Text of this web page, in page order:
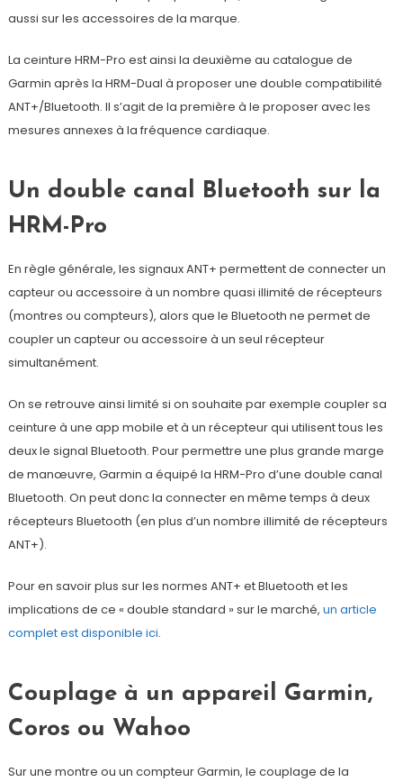
aussi sur les accessoires de la marque.
La ceinture HRM-Pro est ainsi la deuxième au catalogue de
Garmin après la HRM-Dual à proposer une double compatibilité
ANT+/Bluetooth. Il s’agit de la première à le proposer avec les
mesures annexes à la fréquence cardiaque.
Un double canal Bluetooth sur la
HRM-Pro
En règle générale, les signaux ANT+ permettent de connecter un
capteur ou accessoire à un nombre quasi illimité de récepteurs
(montres ou compteurs), alors que le Bluetooth ne permet de
coupler un capteur ou accessoire à un seul récepteur
simultanément.
On se retrouve ainsi limité si on souhaite par exemple coupler sa
ceinture à une app mobile et à un récepteur qui utilisent tous les
deux le signal Bluetooth. Pour permettre une plus grande marge
de manœuvre, Garmin a équipé la HRM-Pro d’une double canal
Bluetooth. On peut donc la connecter en même temps à deux
récepteurs Bluetooth (en plus d’un nombre illimité de récepteurs
ANT+).
Pour en savoir plus sur les normes ANT+ et Bluetooth et les
implications de ce « double standard » sur le marché, un article
complet est disponible ici.
Couplage à un appareil Garmin,
Coros ou Wahoo
Sur une montre ou un compteur Garmin, le couplage de la